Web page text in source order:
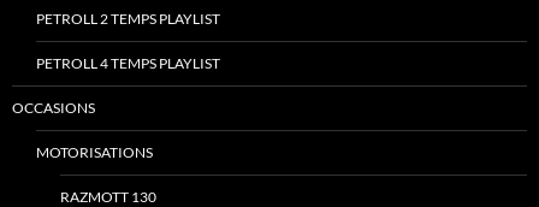
PETROLL 2 TEMPS PLAYLIST
PETROLL 4 TEMPS PLAYLIST
OCCASIONS
MOTORISATIONS
RAZMOTT 130